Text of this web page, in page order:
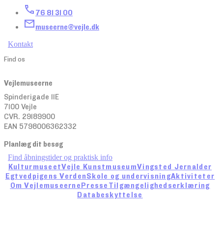
76 81 31 00
museerne@vejle.dk
Kontakt
Find os
Vejlemuseerne
Spinderigade 11E
7100 Vejle
CVR. 29189900
EAN 5798006362332
Planlæg dit besøg
Find åbningstider og praktisk info
KulturmuseetVejle KunstmuseumVingsted Jernalder
Egtvedpigens VerdenSkole og undervisningAktiviteter
Om VejlemuseernePresse Tilgængelighedserklæring
Databeskyttelse